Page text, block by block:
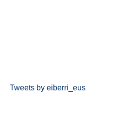
Tweets by eiberri_eus